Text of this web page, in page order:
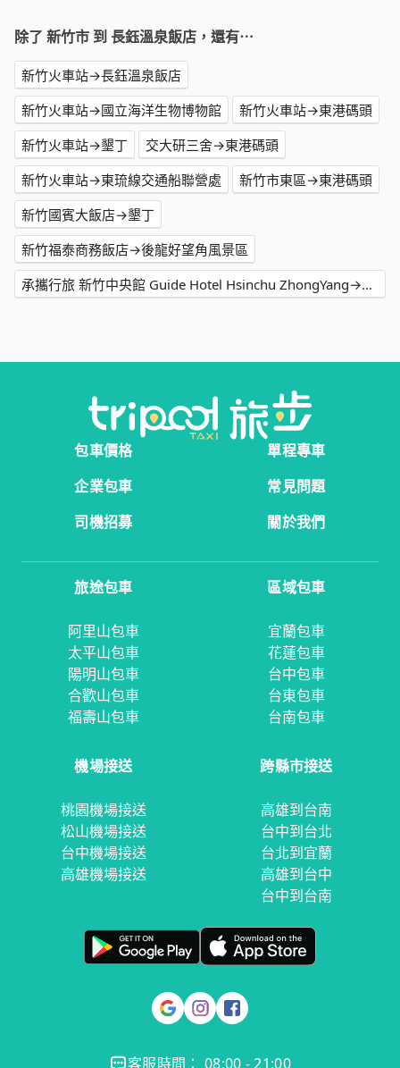
除了 新竹市 到 長鈺溫泉飯店，還有⋯
新竹火車站→長鈺溫泉飯店
新竹火車站→國立海洋生物博物館
新竹火車站→東港碼頭
新竹火車站→墾丁
交大研三舍→東港碼頭
新竹火車站→東琉線交通船聯營處
新竹市東區→東港碼頭
新竹國賓大飯店→墾丁
新竹福泰商務飯店→後龍好望角風景區
承攜行旅 新竹中央館 Guide Hotel Hsinchu ZhongYang→後龍好望角風景區
包車價格
單程專車
企業包車
常見問題
司機招募
關於我們
旅途包車
阿里山包車
太平山包車
陽明山包車
合歡山包車
福壽山包車
區域包車
宜蘭包車
花蓮包車
台中包車
台東包車
台南包車
機場接送
桃園機場接送
松山機場接送
台中機場接送
高雄機場接送
跨縣市接送
高雄到台南
台中到台北
台北到宜蘭
高雄到台中
台中到台南
客服時間： 08:00 - 21:00